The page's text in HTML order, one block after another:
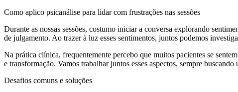
Como aplico psicanálise para lidar com frustrações nas sessões
Durante as nossas sessões, costumo iniciar a conversa explorando
de julgamento. Ao trazer à luz esses sentimentos, juntos podemos
Na prática clínica, frequentemente percebo que muitos pacientes se
e transformação. Vamos trabalhar juntos esses aspectos, sempre
Desafios comuns e soluções